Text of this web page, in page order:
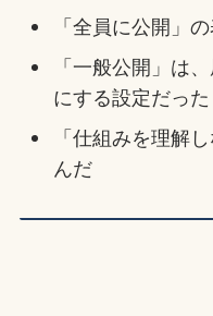
「全員に公開」
「一般公開」は
にする設定だった
「仕組みを理解
んだ